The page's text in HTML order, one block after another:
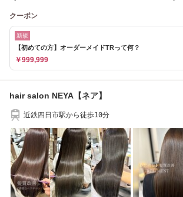
クーポン
新規
【初めての方】オーダーメイドTRって何？
￥999,999
hair salon NEYA【ネア】
近鉄四日市駅から徒歩10分